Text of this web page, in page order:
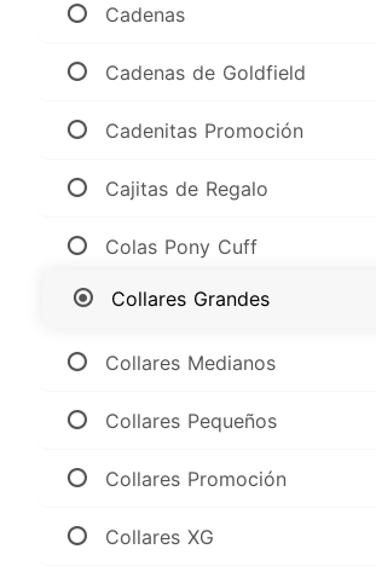
Cadenas
Cadenas de Goldfield
Cadenitas Promoción
Cajitas de Regalo
Colas Pony Cuff
Collares Grandes
Collares Medianos
Collares Pequeños
Collares Promoción
Collares XG